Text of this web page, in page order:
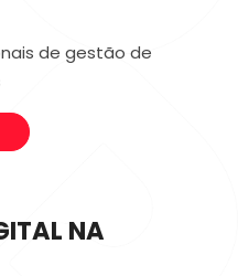
de gestão de
NA